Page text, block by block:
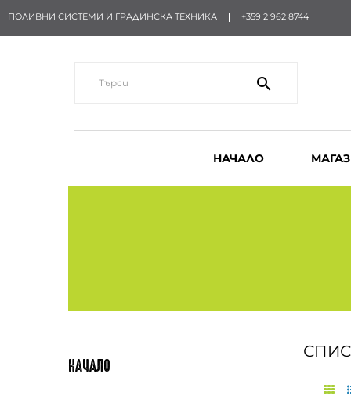
ПОЛИВНИ СИСТЕМИ И ГРАДИНСКА ТЕХНИКА +359 2 962 8744
search
НАЧАЛО
НАЧАЛО